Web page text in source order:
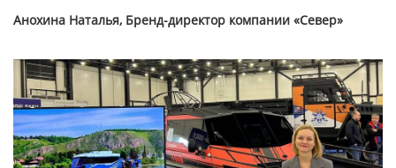
Анохина Наталья, Бренд-директор компании «Север»